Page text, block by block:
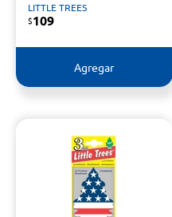
LITTLE TREES
$109
Agregar